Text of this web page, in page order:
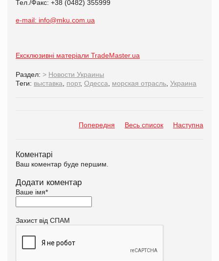
Тел./Факс: +38 (0482) 355999
e-mail: info@mku.com.ua
Ексклюзивні матеріали TradeMaster.ua
Раздел: > Новости Украины
Теги: выставка порт, Одесса морская отрасль Украина
Попередня Весь список Наступна
Коментарі
Ваш коментар буде першим.
Додати коментар
Ваше імя*
Захист від СПАМ